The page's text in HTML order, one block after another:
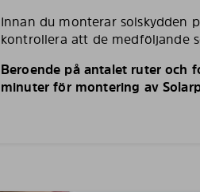
Innan du monterar solskydden
kontrollera att de medföljande
Beroende på antalet ruter och
minuter för montering av